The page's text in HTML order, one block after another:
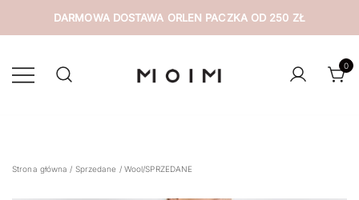
DARMOWA DOSTAWA ORLEN PACZKA OD 250 ZŁ
treści
0
Strona główna / Sprzedane / Wool/SPRZEDANE